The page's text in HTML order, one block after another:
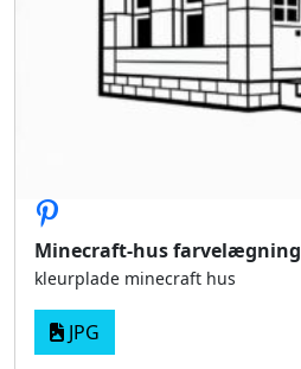
Minecraft-hus farvelægning
kleurplade minecraft hus
JPG